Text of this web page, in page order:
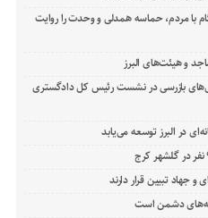
البرز ۱۰۸ شب همگام با مردم، حماسه همدلی و وحدت را روایت
و هیئت‌های البرز
بازرسی در نشست رئیس کل دادگستری
در البرز توسعه می‌یابد
جهاد تبیین قرار دارند
دشمن است